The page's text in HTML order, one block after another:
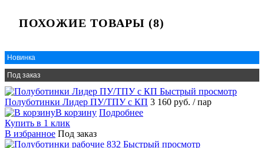
ПОХОЖИЕ ТОВАРЫ (8)
Новинка
Под заказ
Быстрый просмотр
Полуботинки Лидер ПУ/ТПУ с КП 3 160 руб. / пар
В корзину Подробнее
Купить в 1 клик
В избранное Под заказ
Быстрый просмотр